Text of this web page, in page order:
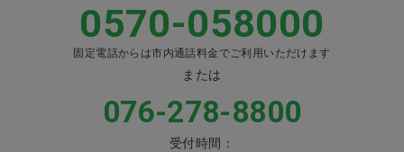
0570-058000
固定電話からは市内通話料金でご利用いただけます
または
076-278-8800
受付時間：